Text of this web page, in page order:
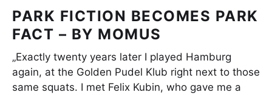
PARK FICTION BECOMES PARK
FACT – BY MOMUS
„Exactly twenty years later I played Hamburg
again, at the Golden Pudel Klub right next to those
same squats. I met Felix Kubin, who gave me a